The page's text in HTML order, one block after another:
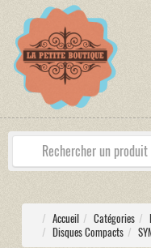
Accueil Catégories
Disques Compacts